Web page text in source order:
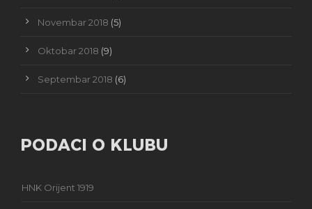
Novembar 2018 (5)
Oktobar 2018 (9)
Septembar 2018 (6)
PODACI O KLUBU
HNK Orijent 1919